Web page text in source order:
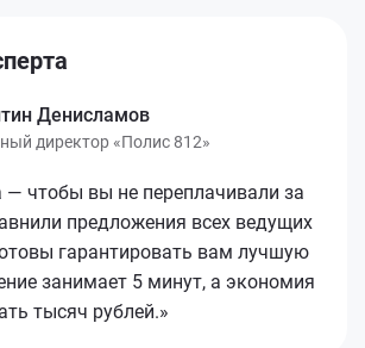
Денисламов
директор «Полис 812»
чтобы вы не переплачивали за
предложения всех ведущих
гарантировать вам лучшую
занимает 5 минут, а экономия
тысяч рублей.»